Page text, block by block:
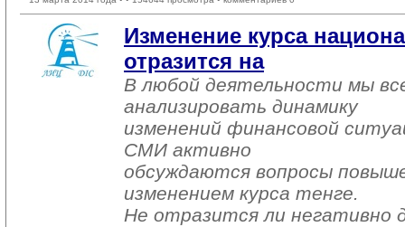
Изменение курса
отразится на
В любой деятельности мы
анализировать динамику
изменений финансовой
СМИ активно
обсуждаются вопросы
изменением курса тенге.
Не отразится ли негативно